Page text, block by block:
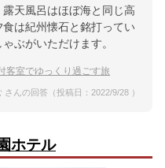
天風呂はほぼ海と同じ高
は紀州懐石と銘打ってい
ぶがいただけます。
客室でゆっくり過ごす旅
さんの回答（投稿日：2022/9/28 ）
ホテル